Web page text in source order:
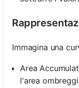
Immagina una
Area
l'area